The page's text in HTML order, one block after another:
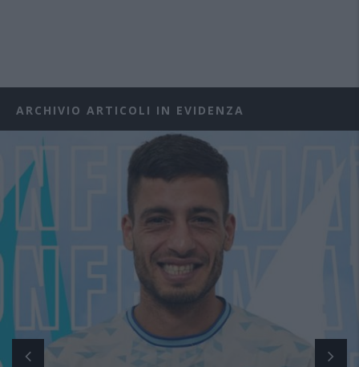
ARCHIVIO ARTICOLI IN EVIDENZA